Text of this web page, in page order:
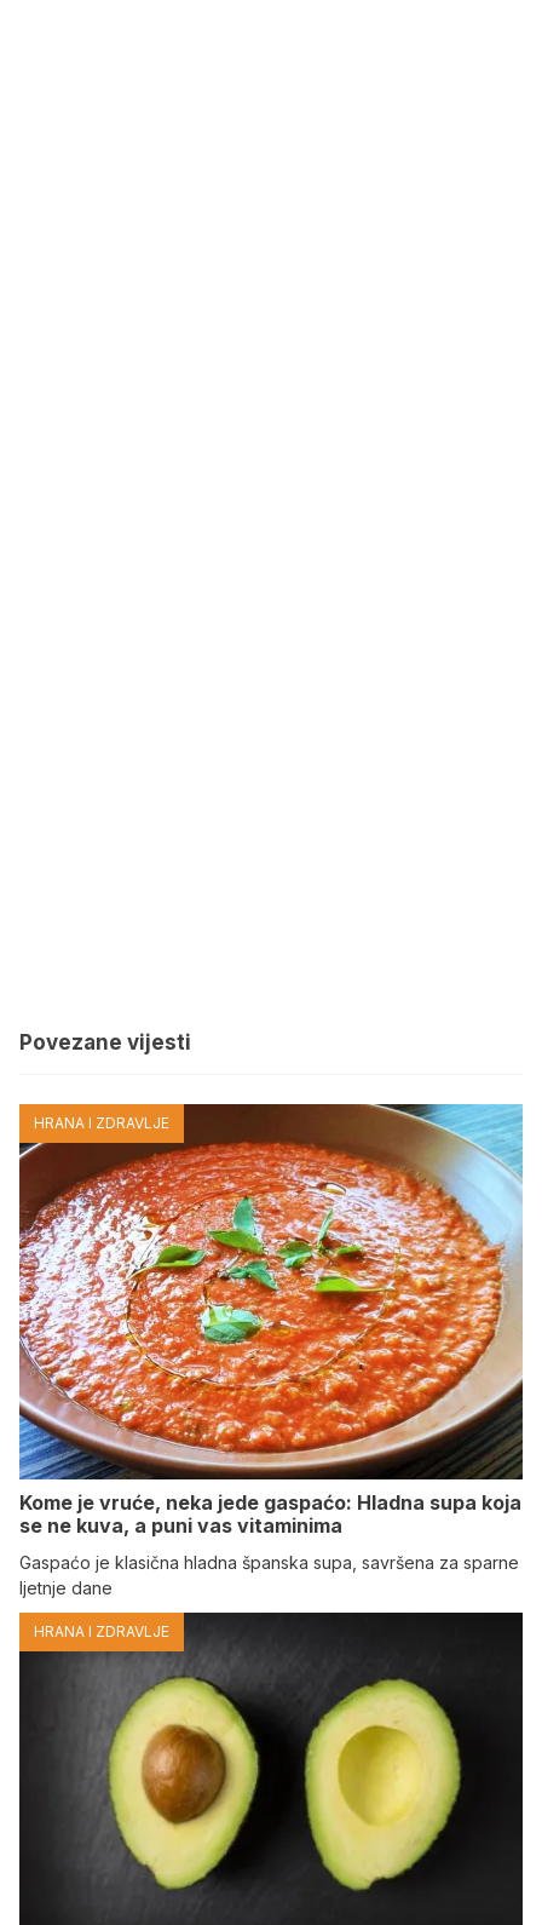
Povezane vijesti
HRANA I ZDRAVLJE
Kome je vruće, neka jede gaspaćo: Hladna supa koja
se ne kuva, a puni vas vitaminima
Gaspaćo je klasična hladna španska supa, savršena za sparne
ljetnje dane
HRANA I ZDRAVLJE